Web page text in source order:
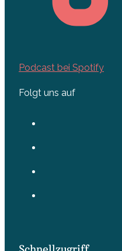
Podcast bei Spotify
Folgt uns auf